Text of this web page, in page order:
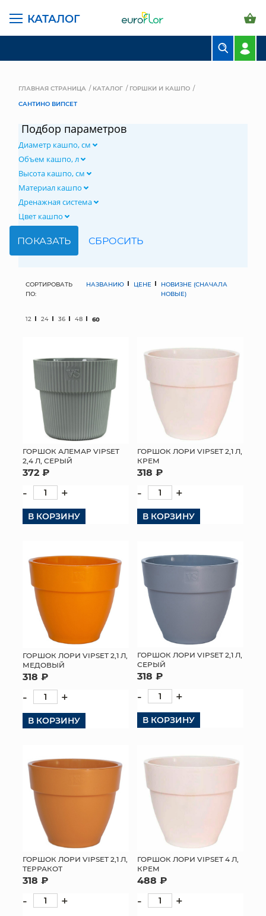
КАТАЛОГ
СВАДЕБНАЯ ФЛОРИСТИКА
МЯГКИЕ ИГРУШКИ
СУНДУКИ
ИСКУССТВЕННЫЕ ЦВЕТЫ
ПАКЕТЫ И СУМКИ
ТОРГОВЫЙ ЦЕНТР
ОПТОВЫМ КЛИЕНТАМ
ДОСТАВКА И ОПЛАТА
ГЛАВНАЯ СТРАНИЦА КАТАЛОГ
ГОРШКИ И КАШПО
САНТИНО ВИПСЕТ
Подбор параметров
Диаметр кашпо, см
Объем кашпо, л
Высота кашпо, см
Материал кашпо
Дренажная система
Цвет кашпо
СОРТИРОВАТЬ
ПО:
НАЗВАНИЮ ЦЕНЕ
НОВИЗНЕ (СНАЧАЛА
НОВЫЕ)
12 24 36 48 60
ГОРШОК АЛЕМАР VIPSET
2,4 Л, СЕРЫЙ
372 ₽
- +
В КОРЗИНУ
ГОРШОК ЛОРИ VIPSET 2,1 Л,
КРЕМ
318 ₽
- +
В КОРЗИНУ
ГОРШОК ЛОРИ VIPSET 2,1 Л,
МЕДОВЫЙ
318 ₽
- +
В КОРЗИНУ
ГОРШОК ЛОРИ VIPSET 2,1 Л,
СЕРЫЙ
318 ₽
- +
В КОРЗИНУ
ГОРШОК ЛОРИ VIPSET 2,1 Л,
ТЕРРАКОТ
318 ₽
- +
ГОРШОК ЛОРИ VIPSET 4 Л,
КРЕМ
488 ₽
- +